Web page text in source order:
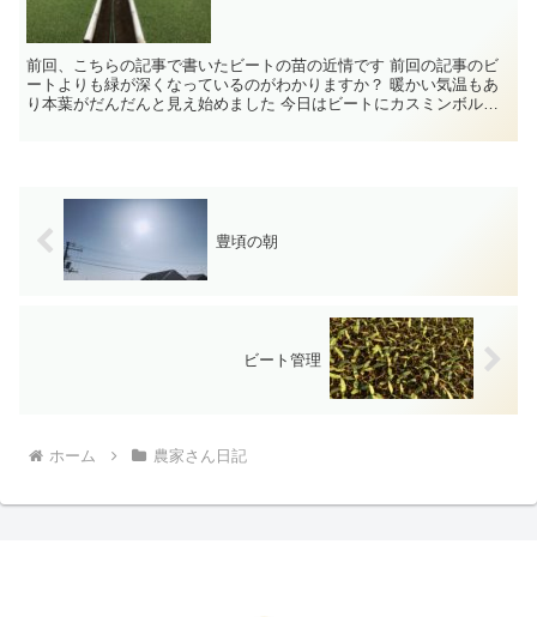
前回、こちらの記事で書いたビートの苗の近情です 前回の記事のビ
ートよりも緑が深くなっているのがわかりますか？ 暖かい気温もあ
り本葉がだんだんと見え始めました 今日はビートにカスミンボルド
豊頃の朝
ビート管理
ホーム 農家さん日記